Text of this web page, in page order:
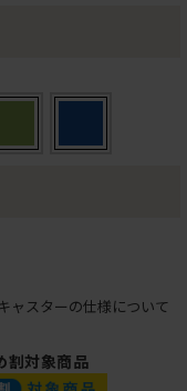
キャスターの仕様について
割対象商品